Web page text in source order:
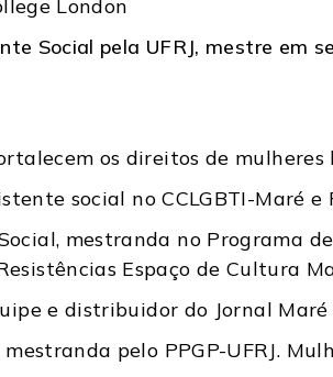
London
Social pela UFRJ, mestre em
os direitos de mulheres
social no CCLGBTI-Maré
mestranda no Programa
Espaço de Cultura
e distribuidor do Jornal
pelo PPGP-UFRJ.